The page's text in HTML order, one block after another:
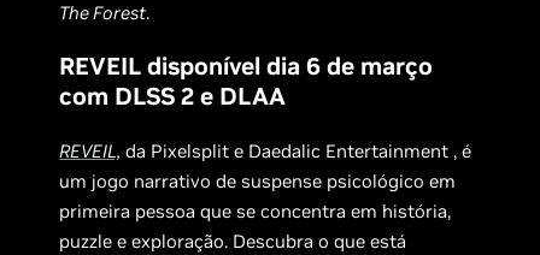
The Forest.
REVEIL disponível dia 6 de março
com DLSS 2 e DLAA
REVEIL, da Pixelsplit e Daedalic Entertainment , é
um jogo narrativo de suspense psicológico em
primeira pessoa que se concentra em história,
puzzle e exploração. Descubra o que está